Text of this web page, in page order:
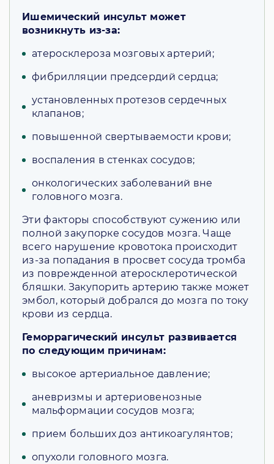
Ишемический инсульт может
возникнуть из-за:
атеросклероза мозговых артерий;
фибрилляции предсердий сердца;
установленных протезов сердечных
клапанов;
повышенной свертываемости крови;
воспаления в стенках сосудов;
онкологических заболеваний вне
головного мозга.
Эти факторы способствуют сужению или
полной закупорке сосудов мозга. Чаще
всего нарушение кровотока происходит
из-за попадания в просвет сосуда тромба
из поврежденной атеросклеротической
бляшки. Закупорить артерию также может
эмбол, который добрался до мозга по току
крови из сердца.
Геморрагический инсульт развивается
по следующим причинам:
высокое артериальное давление;
аневризмы и артериовенозные
мальформации сосудов мозга;
прием больших доз антикоагулянтов;
опухоли головного мозга.